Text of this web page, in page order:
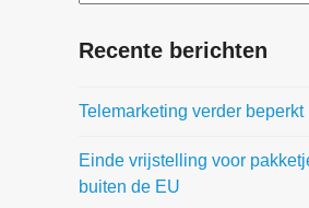
Recente berichten
Telemarketing verder beperkt
Einde vrijstelling voor
buiten de EU